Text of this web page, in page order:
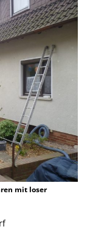
mit loser